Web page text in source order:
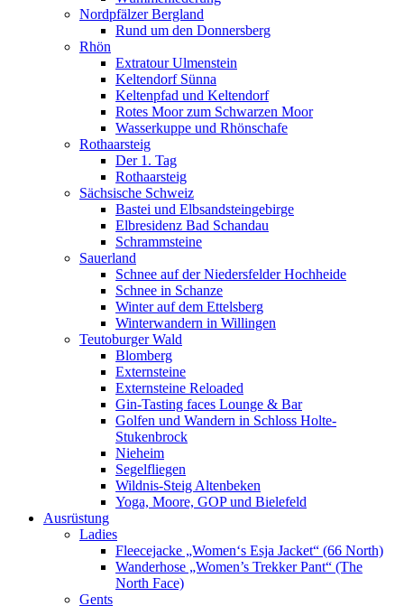
Nordpfälzer Bergland
Rund um den Donnersberg
Rhön
Extratour Ulmenstein
Keltendorf Sünna
Keltenpfad und Keltendorf
Rotes Moor zum Schwarzen Moor
Wasserkuppe und Rhönschafe
Rothaarsteig
Der 1. Tag
Rothaarsteig
Sächsische Schweiz
Bastei und Elbsandsteingebirge
Elbresidenz Bad Schandau
Schrammsteine
Sauerland
Schnee auf der Niedersfelder Hochheide
Schnee in Schanze
Winter auf dem Ettelsberg
Winterwandern in Willingen
Teutoburger Wald
Blomberg
Externsteine
Externsteine Reloaded
Gin-Tasting faces Lounge & Bar
Golfen und Wandern in Schloss Holte-
Stukenbrock
Nieheim
Segelfliegen
Wildnis-Steig Altenbeken
Yoga, Moore, GOP und Bielefeld
Ausrüstung
Ladies
Fleecejacke „Women‘s Esja Jacket“ (66 North)
Wanderhose „Women’s Trekker Pant“ (The
North Face)
Gents